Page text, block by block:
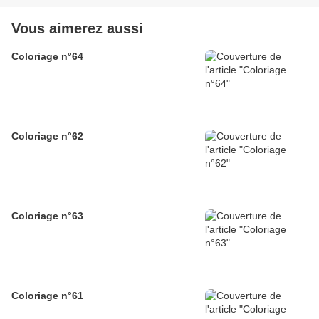
Vous aimerez aussi
Coloriage n°64
Coloriage n°62
Coloriage n°63
Coloriage n°61